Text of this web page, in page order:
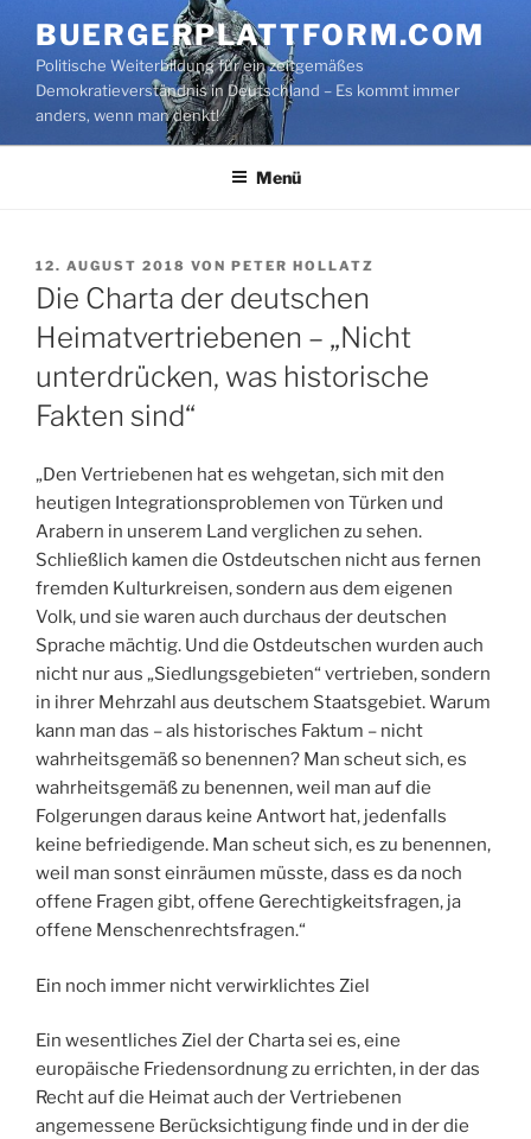
Inhalt
springen
BUERGERPLATTFORM.COM
Politische Weiterbildung für ein zeitgemäßes
Demokratieverständnis in Deutschland – Es kommt immer
anders, wenn man denkt!
Menü
VERÖFFENTLICHT
AM
12. AUGUST 2018 VON PETER HOLLATZ
Die Charta der deutschen
Heimatvertriebenen – „Nicht
unterdrücken, was historische
Fakten sind“
„Den Vertriebenen hat es wehgetan, sich mit den
heutigen Integrationsproblemen von Türken und
Arabern in unserem Land verglichen zu sehen.
Schließlich kamen die Ostdeutschen nicht aus fernen
fremden Kulturkreisen, sondern aus dem eigenen
Volk, und sie waren auch durchaus der deutschen
Sprache mächtig. Und die Ostdeutschen wurden auch
nicht nur aus „Siedlungsgebieten“ vertrieben, sondern
in ihrer Mehrzahl aus deutschem Staatsgebiet. Warum
kann man das – als historisches Faktum – nicht
wahrheitsgemäß so benennen? Man scheut sich, es
wahrheitsgemäß zu benennen, weil man auf die
Folgerungen daraus keine Antwort hat, jedenfalls
keine befriedigende. Man scheut sich, es zu benennen,
weil man sonst einräumen müsste, dass es da noch
offene Fragen gibt, offene Gerechtigkeitsfragen, ja
offene Menschenrechtsfragen.“
Ein noch immer nicht verwirklichtes Ziel
Ein wesentliches Ziel der Charta sei es, eine
europäische Friedensordnung zu errichten, in der das
Recht auf die Heimat auch der Vertriebenen
angemessene Berücksichtigung finde und in der die